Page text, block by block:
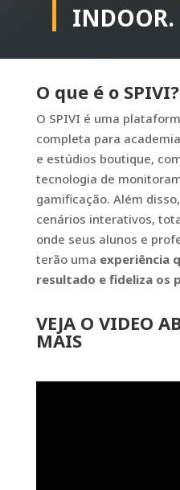
INDOOR.
O que é o SPIVI?
O SPIVI é uma
completa para
e estúdios boutique,
tecnologia de
gamificação. Além disso,
cenários interativos,
onde seus alunos e
terão uma experiência
resultado e fideliza os
VEJA O VIDEO
MAIS